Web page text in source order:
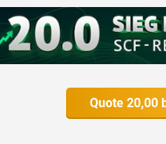
Quote 20,00